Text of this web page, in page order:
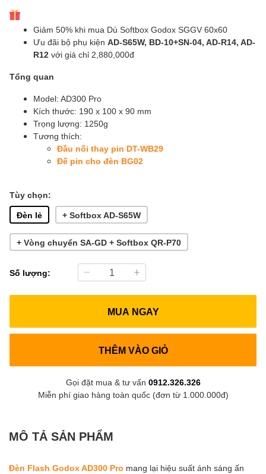
Giảm 50% khi mua Dù Softbox Godox SGGV 60x60
Ưu đãi bộ phụ kiện AD-S65W, BD-10+SN-04, AD-R14, AD-
R12 với giá chỉ 2,880,000đ
Tổng quan
Model: AD300 Pro
Kích thước: 190 x 100 x 90 mm
Trọng lượng: 1250g
Tương thích:
Đầu nối thay pin DT-WB29
Đế pin cho đèn BG02
Tùy chọn:
Đèn lẻ
+ Softbox AD-S65W
+ Vòng chuyển SA-GD + Softbox QR-P70
Số lượng:
MUA NGAY
THÊM VÀO GIỎ
Gọi đặt mua & tư vấn 0912.326.326
Miễn phí giao hàng toàn quốc (đơn từ 1.000.000đ)
MÔ TẢ SẢN PHẨM
Đèn Flash Godox AD300 Pro mang lại hiệu suất ánh sáng ấn